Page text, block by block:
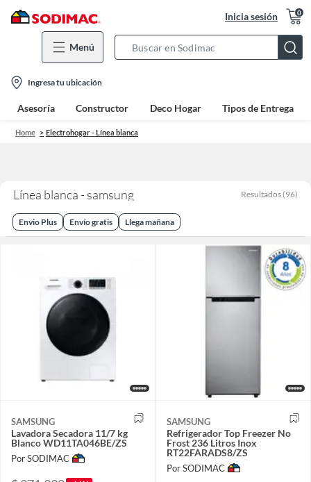
Inicia sesión 0
Menú
Bar
location-
icon
Ingresa tu ubicación
Asesoría Constructor Deco Hogar Tipos de Entrega
Home Electrohogar - Línea blanca
Línea blanca - samsung Resultados (96)
Envio Plus Envío gratis Llega mañana
SAMSUNG
Lavadora Secadora 11/7 kg
Blanco WD11TA046BE/ZS
Por SODIMAC
SAMSUNG
Refrigerador Top Freezer No
Frost 236 Litros Inox
RT22FARADS8/ZS
Por SODIMAC